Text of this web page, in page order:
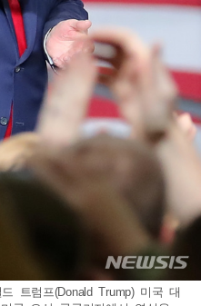
트럼프(Donald Trump) 미국 대